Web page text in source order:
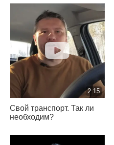
2:15
Свой транспорт. Так ли
необходим?